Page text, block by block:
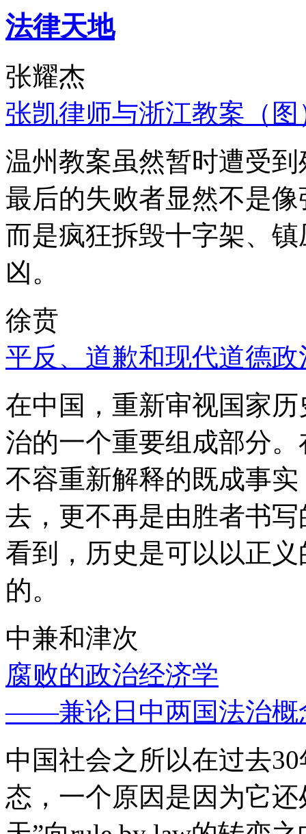
法律天地
张耀杰
张凯律师与浙江教案（图
温州教案虽然暂时遭受
最后的失败者显然不是
而是疯狂拆毁十字架、
凶。
徐贲
平反、道歉和现代道德政
在中国，重新审视国家
治的一个重要组成部分
不容重新解释的既成事
去，更不再是由胜者书
看到，历史是可以以正
的。
中兼和津次
腐败的政治经济学
——兼论日中两国法治概
中国社会之所以在过去
态，一个原因是因为它